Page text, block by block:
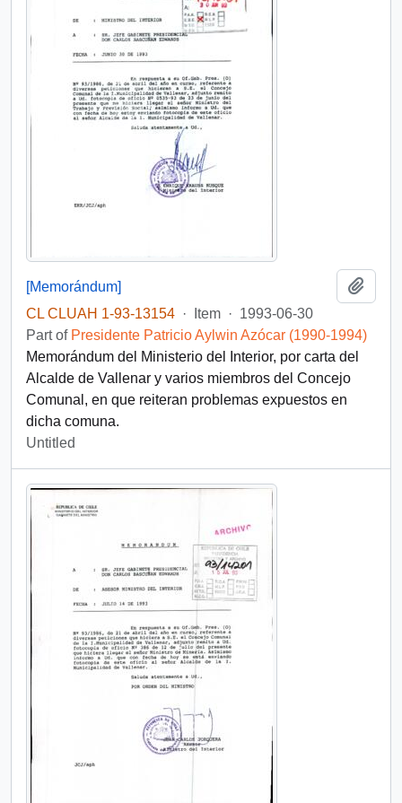
[Memorándum]
CL CLUAH 1-93-13154 · Item · 1993-06-30
Part of Presidente Patricio Aylwin Azócar (1990-1994)
Memorándum del Ministerio del Interior, por carta del
Alcalde de Vallenar y varios miembros del Concejo
Comunal, en que reiteran problemas expuestos en
dicha comuna.
Untitled